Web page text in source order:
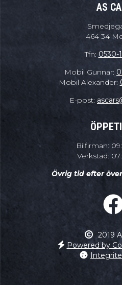
AS
464 34
Tfn: 0530-
Mobil Gunnar:
Mobil Alexander:
E-post:
Bilfirman:
Verkstad:
Övrig tid efter
2019
Powered by